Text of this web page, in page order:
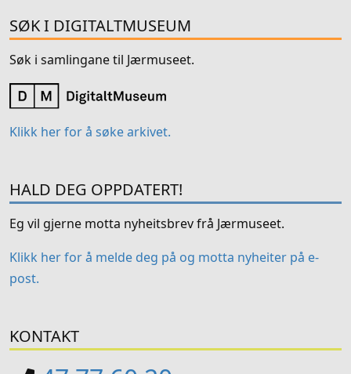
SØK I DIGITALTMUSEUM
Søk i samlingane til Jærmuseet.
Klikk her for å søke arkivet.
HALD DEG OPPDATERT!
Eg vil gjerne motta nyheitsbrev frå Jærmuseet.
Klikk her for å melde deg på og motta nyheiter på e-
post.
KONTAKT